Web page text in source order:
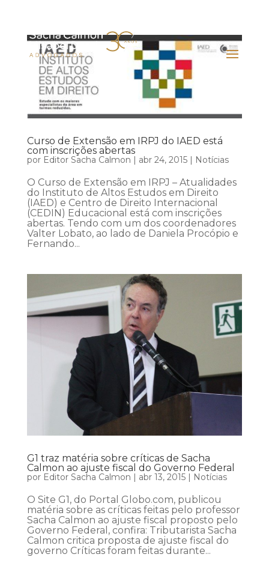
Curso de Extensão em IRPJ do IAED está
com inscrições abertas
por Editor Sacha Calmon | abr 24, 2015| Notícias
O Curso de Extensão em IRPJ – Atualidades
do Instituto de Altos Estudos em Direito
(IAED) e Centro de Direito Internacional
(CEDIN) Educacional está com inscrições
abertas. Tendo com um dos coordenadores
Valter Lobato, ao lado de Daniela Procópio e
Fernando...
G1 traz matéria sobre críticas de Sacha
Calmon ao ajuste fiscal do Governo Federal
por Editor Sacha Calmon | abr 13, 2015| Notícias
O Site G1, do Portal Globo.com, publicou
matéria sobre as críticas feitas pelo professor
Sacha Calmon ao ajuste fiscal proposto pelo
Governo Federal, confira: Tributarista Sacha
Calmon critica proposta de ajuste fiscal do
governo Críticas foram feitas durante...